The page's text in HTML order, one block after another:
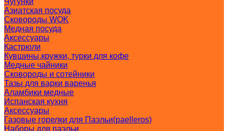
Азиатская посуда
Сковороды WOK
Медная посуда
Аксессуары
Кастрюли
Кувшины,кружки, турки для кофе
Медные чайники
Сковороды и сотейники
Тазы для варки варенья
Аламбики медные
Испанская кухня
Аксессуары
Газовые горелки для Паэльи(paelleros)
Наборы для паэльи